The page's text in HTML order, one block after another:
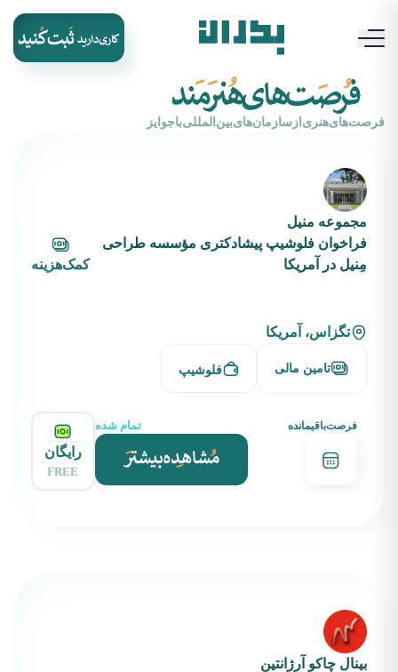
‌فرصت‌های‌هنری‌از‌سازمان‌های‌بین‌المللی‌با‌جوایز
مجموعه منیل
فراخوان فلوشیپ پیشادکتری مؤسسه طراحی
مِنیل در آمریکا
کمک‌هزینه
تگزاس، آمریکا
تامین مالی فلوشیپ
فرصت‌باقیمانده تمام شده
رایگان
FREE
بینال چاکو آرژانتین